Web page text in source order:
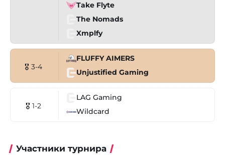
Take Flyte
The Nomads
Xmplfy
🎖 3-4
FLUFFY AIMERS
Unjustified Gaming
🎖 1-2
LAG Gaming
Wildcard
Участники турнира